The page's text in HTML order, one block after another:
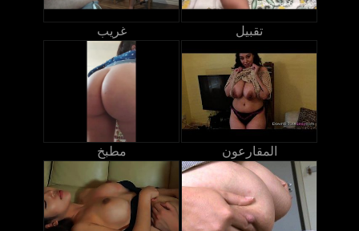
غريب تقبيل
مطبخ المقارعون